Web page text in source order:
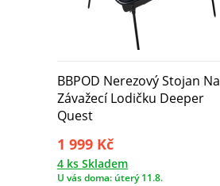
BBPOD Nerezový Stojan Na
Závažecí Lodičku Deeper
Quest
1 999 Kč
4 ks Skladem
U vás doma: úterý 11.8.